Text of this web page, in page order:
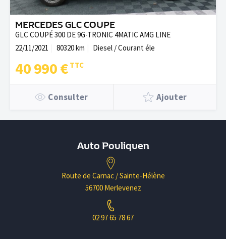
MERCEDES GLC COUPE
GLC COUPÉ 300 DE 9G-TRONIC 4MATIC AMG LINE
22/11/2021
80320 km Diesel / Courant éle
40 990 €
Consulter Ajouter
Auto Pouliquen
Route de Carnac / Sainte-Hélène
56700 Merlevenez
02 97 65 78 67